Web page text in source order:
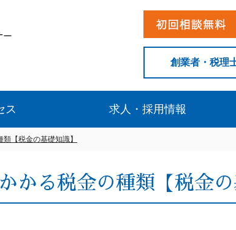
創業者・税理
ス 求人・採用情報
【税金の基礎知識】
かる税金の種類【税金の